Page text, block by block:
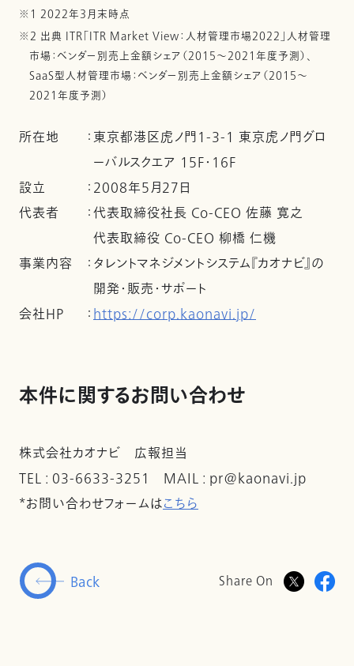
※1 2022年3月末時点
※2 出典 ITR「ITR Market View：人材管理市場2022」人材管理
市場：ベンダー別売上金額シェア（2015～2021年度予測）、
SaaS型人材管理市場：ベンダー別売上金額シェア（2015～
2021年度予測）
所在地 ：東京都港区虎ノ門1-3-1 東京虎ノ門グロ
ーバルスクエア 15F・16F
設立
： 2008年5月27日
代表者
：代表取締役社長 Co-CEO 佐藤 寛之
代表取締役 Co-CEO 柳橋 仁機
事業内容 ： タレントマネジメントシステム『カオナビ』の
開発・販売・サポート
会社ＨＰ
： https://corp.kaonavi.jp/
本件に関するお問い合わせ
株式会社カオナビ 広報担当
TEL : 03-6633-3251 MAIL : pr@kaonavi.jp
*お問い合わせフォームはこちら
Back Share On